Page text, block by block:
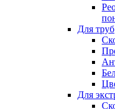
Для труб
Для